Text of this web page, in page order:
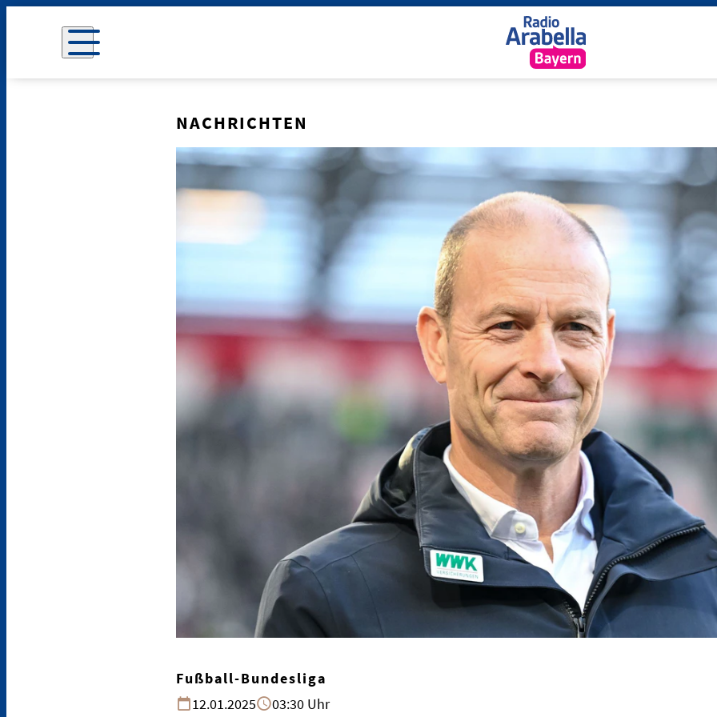
NACHRICHTEN
Fußball-Bundesliga
12.01.2025
03:30 Uhr